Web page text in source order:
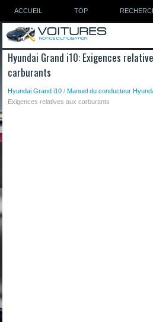
ACCUEIL TOP
Hyundai Grand i10: Exigences
carburants
Hyundai Grand i10 /Manuel du conducteur
Exigences relatives aux carburants